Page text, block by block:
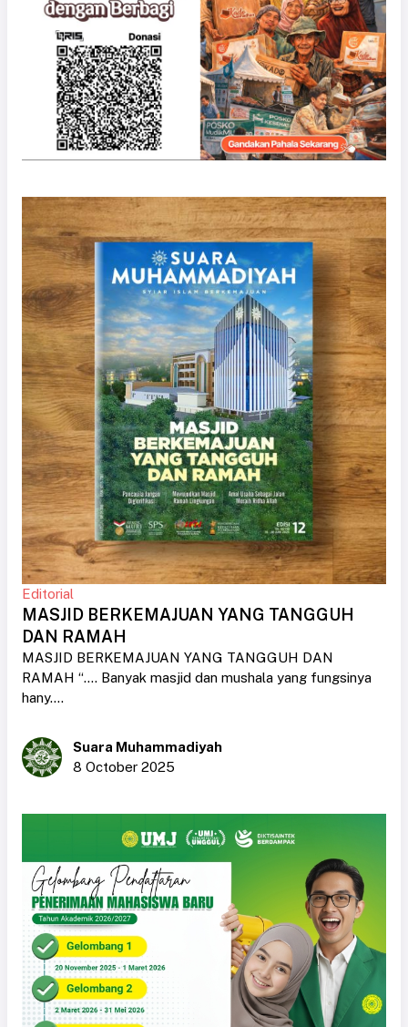
Editorial
MASJID BERKEMAJUAN YANG TANGGUH
DAN RAMAH
MASJID BERKEMAJUAN YANG TANGGUH DAN
RAMAH “.... Banyak masjid dan mushala yang fungsinya
hany....
Suara Muhammadiyah
8 October 2025